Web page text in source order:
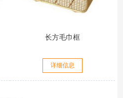
长方毛巾框
详细信息